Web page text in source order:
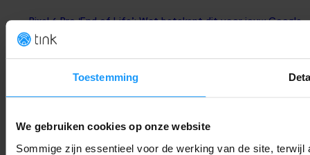
Toestemming
We gebruiken cookies op onze website
Sommige zijn essentieel voor de werking van de site,
Pixel 6 Pro ‘End of Life’: Wat betekent dit voor jouw Google
Home app?
Trends & Technologie Joshua - 9. augustus 2026
Dag Starlink? Europa Versnelt de Uitrol van Eigen
Trends & Technologie